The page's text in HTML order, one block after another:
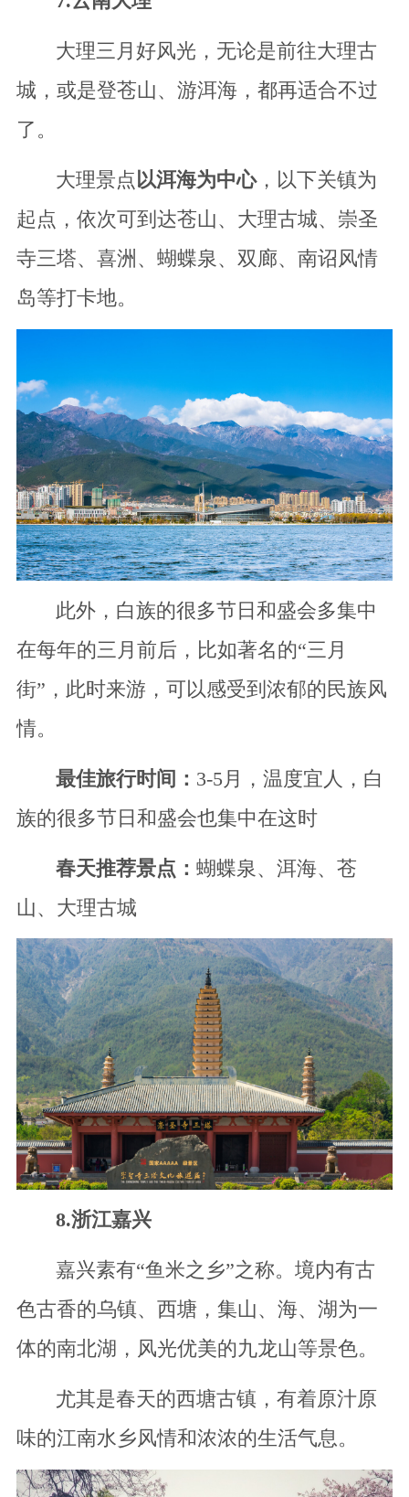
大理三月好风光，无论是前往大理古
城，或是登苍山、游洱海，都再适合不过
了。
大理景点以洱海为中心，以下关镇为
起点，依次可到达苍山、大理古城、崇圣
寺三塔、喜洲、蝴蝶泉、双廊、南诏风情
岛等打卡地。
此外，白族的很多节日和盛会多集中
在每年的三月前后，比如著名的“三月
街”，此时来游，可以感受到浓郁的民族风
情。
最佳旅行时间： 3-5月，温度宜人，白
族的很多节日和盛会也集中在这时
春天推荐景点： 蝴蝶泉、洱海、苍
山、大理古城
8.浙江嘉兴
嘉兴素有“鱼米之乡”之称。境内有古
色古香的乌镇、西塘，集山、海、湖为一
体的南北湖，风光优美的九龙山等景色。
尤其是春天的西塘古镇，有着原汁原
味的江南水乡风情和浓浓的生活气息。